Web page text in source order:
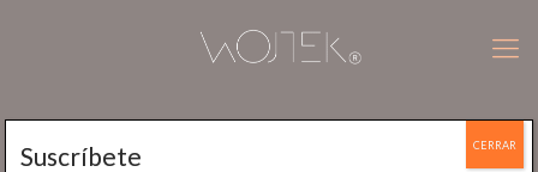
Suscríbete CERRAR